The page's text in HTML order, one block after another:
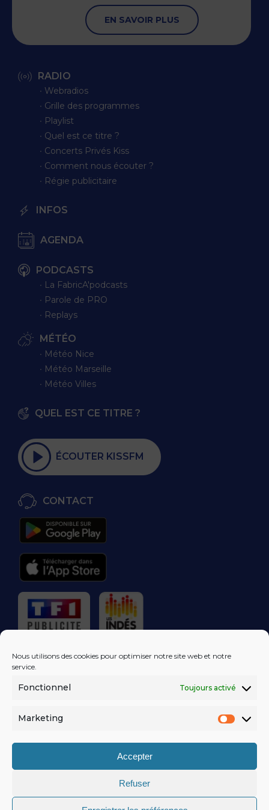
Nous utilisons des cookies pour optimiser notre site web et notre
service.
Fonctionnel Toujours activé
Marketing
Accepter
Refuser
EN SAVOIR PLUS
RADIO
∙ Webradios
∙ Grille des programmes
∙ Playlist
∙ Quel est ce titre ?
∙ Concerts Privés Kiss
∙ Comment nous écouter ?
∙ Régie publicitaire
INFOS
AGENDA
PODCASTS
∙ La FabricA'podcasts
∙ Parole de PRO
∙ Replays
MÉTÉO
∙ Météo Nice
∙ Météo Marseille
∙ Météo Villes
QUEL EST CE TITRE ?
ÉCOUTER KISSFM
CONTACT
RÉGIE PUBLICITAIRE
LES EXCLUS
DANS VOTRE
MENTIONS LÉGALES